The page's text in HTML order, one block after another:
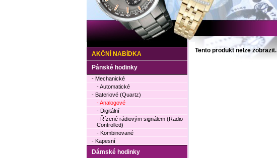
Tento produkt nelze zobrazit.
AKČNÍ NABÍDKA
Pánské hodinky
- Mechanické
- Automatické
- Bateriové (Quartz)
- Analogové
- Digitální
- Řízené rádiovým signálem (Radio
Controlled)
- Kombinované
- Kapesní
Dámské hodinky